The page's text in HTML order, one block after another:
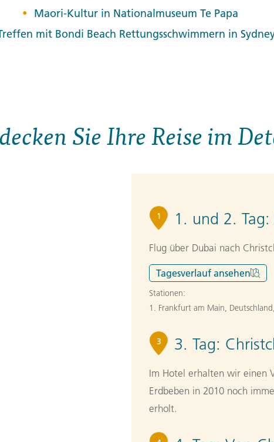
Maori-Kultur in Nationalmuseum Te Papa
mit Bondi Beach Rettungsschwimmern in
Sie Ihre Reise im
1 1. und 2. Tag:
Flug über Dubai nach
Tagesverlauf ansehen
Stationen:
1. Frankfurt am Main, Deutschland,
3 3. Tag:
Im Hotel erhalten wir einen
Erdbeben in 2010 noch
erholt.